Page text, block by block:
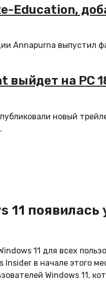
Education,
Annapurna выпустил
на PC
новый
появилась
11 для всех
в начале этого
Windows 11,